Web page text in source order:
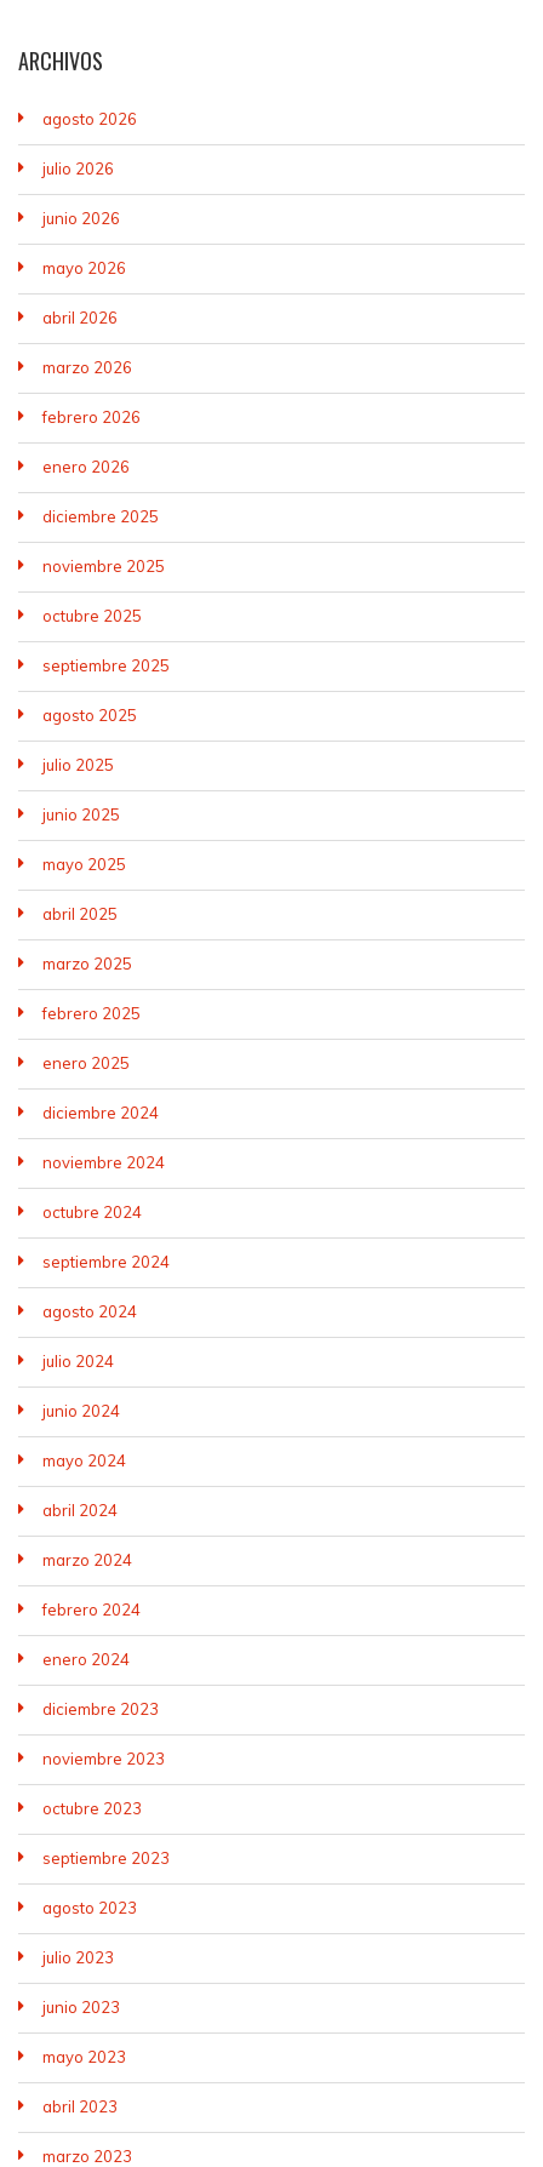
ARCHIVOS
agosto 2026
julio 2026
junio 2026
mayo 2026
abril 2026
marzo 2026
febrero 2026
enero 2026
diciembre 2025
noviembre 2025
octubre 2025
septiembre 2025
agosto 2025
julio 2025
junio 2025
mayo 2025
abril 2025
marzo 2025
febrero 2025
enero 2025
diciembre 2024
noviembre 2024
octubre 2024
septiembre 2024
agosto 2024
julio 2024
junio 2024
mayo 2024
abril 2024
marzo 2024
febrero 2024
enero 2024
diciembre 2023
noviembre 2023
octubre 2023
septiembre 2023
agosto 2023
julio 2023
junio 2023
mayo 2023
abril 2023
marzo 2023